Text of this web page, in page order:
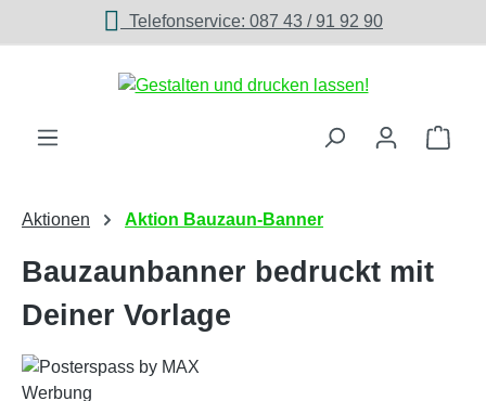
Zum Hauptinhalt springenTelefonservice: 087 43 / 91 92 90
Aktionen Aktion Bauzaun-Banner
Bauzaunbanner bedruckt mit
Deiner Vorlage